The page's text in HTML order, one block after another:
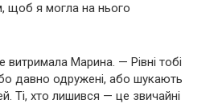
щоб я могла на нього
витримала Марина. — Рівні тобі
давно одружені, або шукають
Ті, хто лишився — це звичайні